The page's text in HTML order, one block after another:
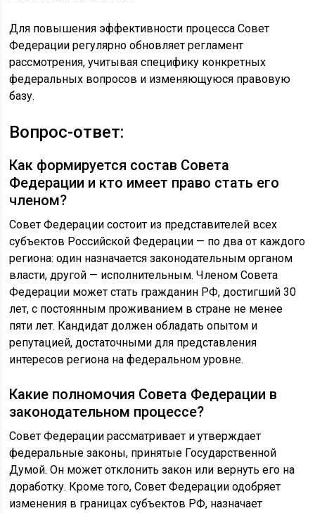
Для повышения эффективности процесса Совет
Федерации регулярно обновляет регламент
рассмотрения, учитывая специфику конкретных
федеральных вопросов и изменяющуюся правовую
базу.
Вопрос-ответ:
Как формируется состав Совета
Федерации и кто имеет право стать его
членом?
Совет Федерации состоит из представителей всех
субъектов Российской Федерации — по два от каждого
региона: один назначается законодательным органом
власти, другой — исполнительным. Членом Совета
Федерации может стать гражданин РФ, достигший 30
лет, с постоянным проживанием в стране не менее
пяти лет. Кандидат должен обладать опытом и
репутацией, достаточными для представления
интересов региона на федеральном уровне.
Какие полномочия Совета Федерации в
законодательном процессе?
Совет Федерации рассматривает и утверждает
федеральные законы, принятые Государственной
Думой. Он может отклонить закон или вернуть его на
доработку. Кроме того, Совет Федерации одобряет
изменения в границах субъектов РФ, назначает